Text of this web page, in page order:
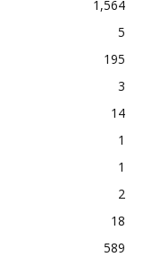
1,564
5
195
3
14
1
1
2
18
589